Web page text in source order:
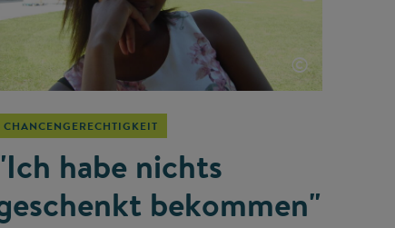
©
CHANCENGERECHTIGKEIT
habe nichts
bekommen"